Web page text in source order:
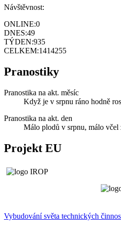
Návštěvnost:
ONLINE:0
DNES:49
TÝDEN:935
CELKEM:1414255
Pranostiky
Pranostika na akt. měsíc
Když je v srpnu ráno hodně
Pranostika na akt. den
Málo plodů v srpnu, málo včel
Projekt EU
Vybudování světa technických